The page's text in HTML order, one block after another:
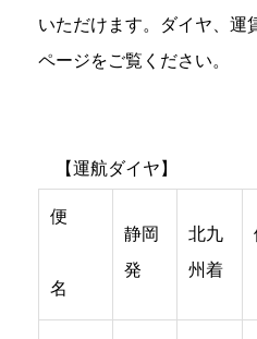
いただけます。ダイヤ、運
ページをご覧ください。
【運航ダイヤ】
便
名
静岡
発
北九
州着